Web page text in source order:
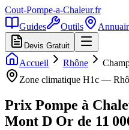
Cout-Pompe-a-Chaleur.fr
Guides
Outils
Devis Gratuit
Accueil Rhône
Zone climatique H1c —
Prix Pompe à
Mont D Or de 11